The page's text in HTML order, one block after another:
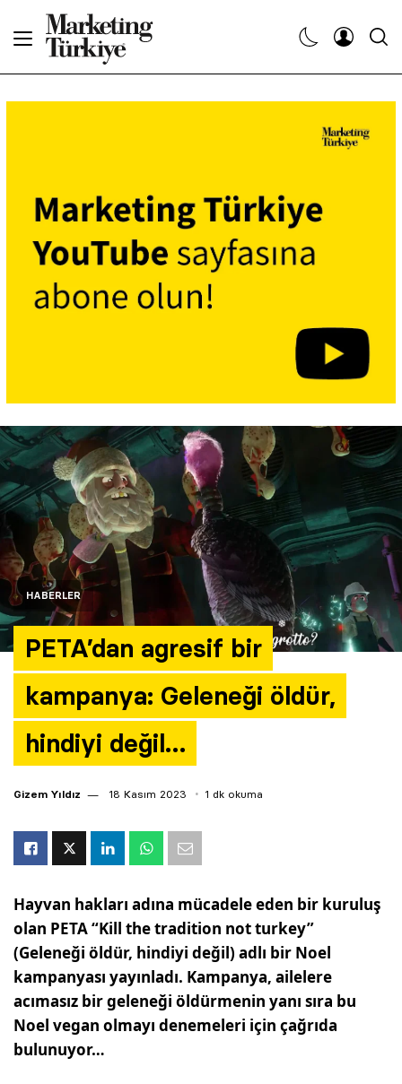
HABERLER
PETA’dan agresif bir
kampanya: Geleneği öldür,
hindiyi değil…
Gizem Yıldız 18 Kasım 2023 1 dk okuma
Hayvan hakları adına mücadele eden bir kuruluş
olan PETA “Kill the tradition not turkey”
(Geleneği öldür, hindiyi değil) adlı bir Noel
kampanyası yayınladı. Kampanya, ailelere
acımasız bir geleneği öldürmenin yanı sıra bu
Noel vegan olmayı denemeleri için çağrıda
bulunuyor…
Dergiler
Etkinlikler
Araştırma